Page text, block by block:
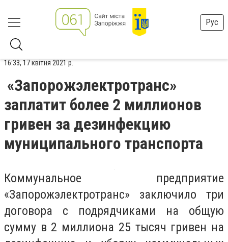
Рус
16:33, 17 квітня 2021 р.
«Запорожэлектротранс»
заплатит более 2 миллионов
гривен за дезинфекцию
муниципального транспорта
Коммунальное предприятие
«Запорожэлектротранс» заключило три
договора с подрядчиками на общую
сумму в 2 миллиона 25 тысяч гривен на